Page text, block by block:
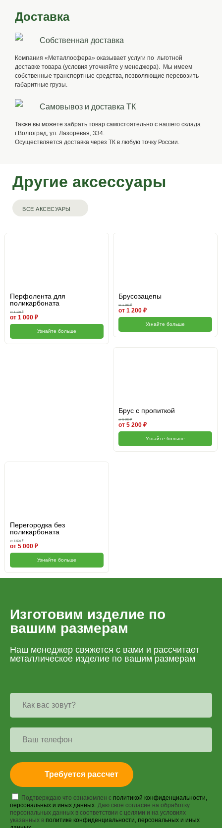
Доставка
Собственная доставка
Компания «Металлосфера» оказывает услуги по льготной
доставке товара (условия уточняйте у менеджера). Мы имеем
собственные транспортные средства, позволяющие перевозить
габаритные грузы.
Самовывоз и доставка ТК
Также вы можете забрать товар самостоятельно с нашего склада
г.Волгоград, ул. Лазоревая, 334.
Осуществляется доставка через ТК в любую точку России.
Другие аксессуары
ВСЕ АКСЕСУАРЫ
Перфолента для
поликарбоната
от 1 100 ₽
от 1 000 ₽
Узнайте больше
Брусозацепы
от 1 300 ₽
от 1 200 ₽
Узнайте больше
Брус с пропиткой
от 5 700 ₽
от 5 200 ₽
Узнайте больше
Перегородка без
поликарбоната
от 5 500 ₽
от 5 000 ₽
Узнайте больше
Изготовим изделие по
вашим размерам
Наш менеджер свяжется с вами и рассчитает
металлическое изделие по вашим размерам
Требуется рассчет
Подтверждаю что ознакомлен с политикой конфиденциальности,
персональных и иных данных. Даю свое согласие на обработку
персональных данных в соответствии с целями и на условиях
указанных в политике конфиденциальности, персональных и иных